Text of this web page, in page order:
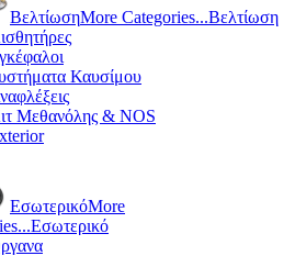
ΒελτίωσηMore Categories...Βελτίωση
Καυσίμου
Μεθανόλης & ΝΟS
ΕσωτερικόMore
Εσωτερικό